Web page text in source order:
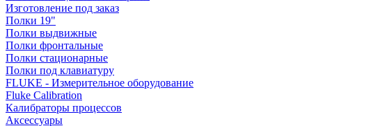
Изготовление под заказ
Полки 19"
Полки выдвижные
Полки фронтальные
Полки стационарные
Полки под клавиатуру
FLUKE - Измерительное оборудование
Fluke Calibration
Калибраторы процессов
Аксессуары